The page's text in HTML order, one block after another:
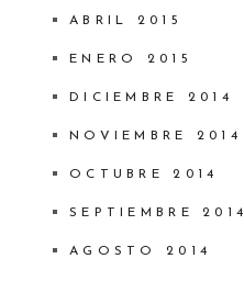
ABRIL 2015
ENERO 2015
DICIEMBRE 2014
NOVIEMBRE 2014
OCTUBRE 2014
SEPTIEMBRE 2014
AGOSTO 2014